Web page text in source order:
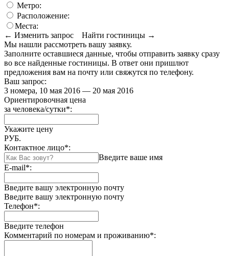
Метро:
Расположение:
Места:
← Изменить запрос
Найти гостиницы →
Мы нашли рассмотреть вашу заявку.
Заполните оставшиеся данные, чтобы отправить заявку сразу
во все найденные гостиницы. В ответ они пришлют
предложения вам на почту или свяжутся по телефону.
Ваш запрос:
3 номера, 10 мая 2016 — 20 мая 2016
Ориентировочная цена
за человека/сутки*:
Укажите цену
РУБ.
Контактное лицо*:
Введите ваше имя
E-mail*:
Введите вашу электронную почту
Введите вашу электронную почту
Телефон*:
Введите телефон
Комментарий по номерам и проживанию*: